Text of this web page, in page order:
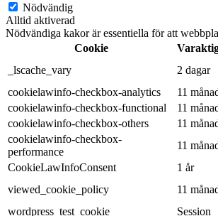
Nödvändig
Alltid aktiverad
Nödvändiga kakor är essentiella för att
Cookie
_lscache_vary
2 dagar
cookielawinfo-checkbox-analytics
11
cookielawinfo-checkbox-functional
11
cookielawinfo-checkbox-others
11
cookielawinfo-checkbox-
performance
11
CookieLawInfoConsent
1 år
viewed_cookie_policy
11
wordpress_test_cookie
Session